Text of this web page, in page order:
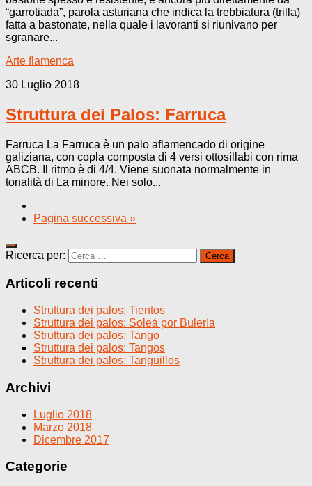
“garrotiada”, parola asturiana che indica la trebbiatura (trilla)
fatta a bastonate, nella quale i lavoranti si riunivano per
sgranare...
Arte flamenca
30 Luglio 2018
Struttura dei Palos: Farruca
Farruca La Farruca è un palo aflamencado di origine
galiziana, con copla composta di 4 versi ottosillabi con rima
ABCB. Il ritmo è di 4/4. Viene suonata normalmente in
tonalità di La minore. Nei solo...
Pagina successiva »
Ricerca per:
Articoli recenti
Struttura dei palos: Tientos
Struttura dei palos: Soleá por Bulería
Struttura dei palos: Tango
Struttura dei palos: Tangos
Struttura dei palos: Tanguillos
Archivi
Luglio 2018
Marzo 2018
Dicembre 2017
Categorie